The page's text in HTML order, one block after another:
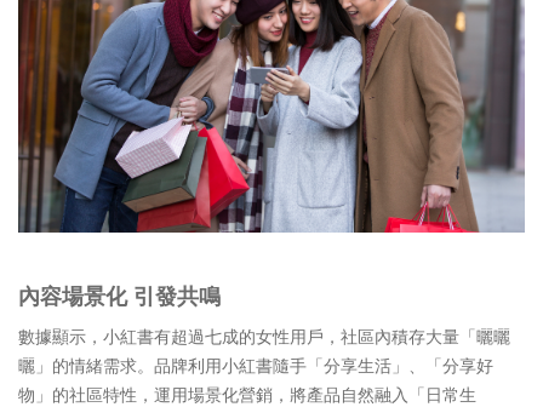
內容場景化 引發共鳴
數據顯示，小紅書有超過七成的女性用戶，社區內積存大量「曬曬
曬」的情緒需求。品牌利用小紅書隨手「分享生活」、「分享好
物」的社區特性，運用場景化營銷，將產品自然融入「日常生